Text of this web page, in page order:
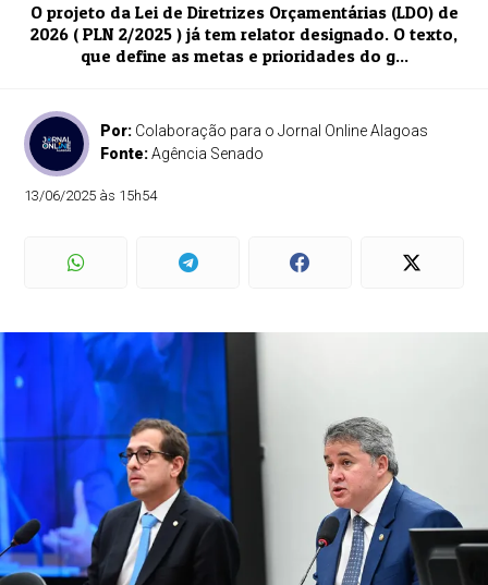
O projeto da Lei de Diretrizes Orçamentárias (LDO) de
2026 ( PLN 2/2025 ) já tem relator designado. O texto,
que define as metas e prioridades do g...
Por: Colaboração para o Jornal Online Alagoas
Fonte:Agência Senado
13/06/2025 às 15h54